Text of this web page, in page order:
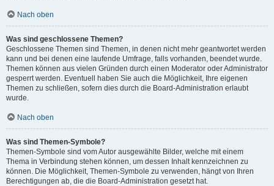
Nach oben
Was sind geschlossene Themen?
Geschlossene Themen sind Themen, in denen nicht mehr geantwortet werden
kann und bei denen eine laufende Umfrage, falls vorhanden, beendet wurde.
Themen können aus vielen Gründen durch einen Moderator oder Administrator
gesperrt werden. Eventuell haben Sie auch die Möglichkeit, Ihre eigenen
Themen zu schließen, sofern dies durch die Board-Administration erlaubt
wurde.
Nach oben
Was sind Themen-Symbole?
Themen-Symbole sind vom Autor ausgewählte Bilder, welche mit einem
Thema in Verbindung stehen können, um dessen Inhalt kennzeichnen zu
können. Die Möglichkeit, Themen-Symbole zu verwenden, hängt von Ihren
Berechtigungen ab, die die Board-Administration gesetzt hat.